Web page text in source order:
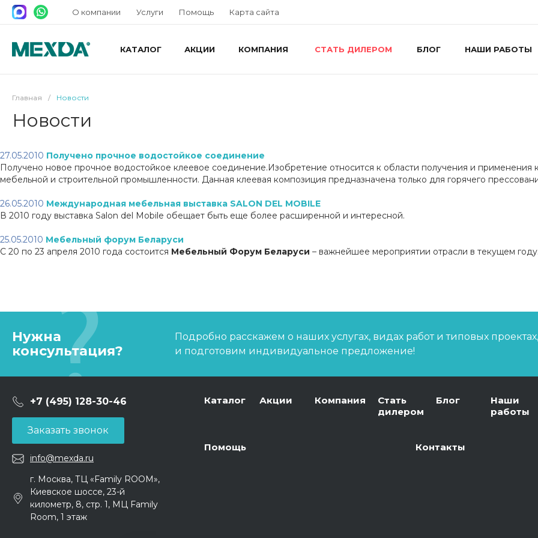
О компании Услуги Помощь Карта сайта
КАТАЛОГ АКЦИИ КОМПАНИЯ СТАТЬ ДИЛЕРОМ БЛОГ НАШИ РАБОТЫ
Главная / Новости
Новости
27.05.2010 Получено прочное водостойкое соединение
Получено новое прочное водостойкое клеевое соединение.Изобретение относится к области получения и применения
мебельной и строительной промышленности. Данная клеевая композиция предназначена только для горячего
26.05.2010 Международная мебельная выставка SALON DEL MOBILE
В 2010 году выставка Salon del Mobile обещает быть еще более расширенной и интересной.
25.05.2010 Мебельный форум Беларуси
С 20 по 23 апреля 2010 года состоится Мебельный Форум Беларуси – важнейшее мероприятии отрасли в текущем году.
Нужна
консультация?
Подробно расскажем о наших услугах, видах работ и типовых
и подготовим индивидуальное предложение!
+7 (495) 128-30-46
Заказать звонок
info@mexda.ru
г. Москва, ТЦ «Family ROOM»,
Киевское шоссе, 23-й
километр, 8, стр. 1, МЦ Family
Room, 1 этаж
Каталог Акции Компания
Стать
дилером
Блог
Наши
работы
Помощь Контакты